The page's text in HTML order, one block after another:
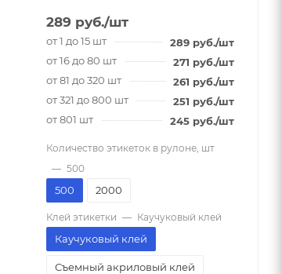
289 руб./шт
от 1 до 15 шт 289 руб./шт
от 16 до 80 шт
271 руб./шт
от 81 до 320 шт
261 руб./шт
от 321 до 800 шт
251 руб./шт
от 801 шт
245 руб./шт
Количество этикеток в рулоне, шт
— 500
500 2000
Клей этикетки — Каучуковый клей
Каучуковый клей
Съемный акриловый клей